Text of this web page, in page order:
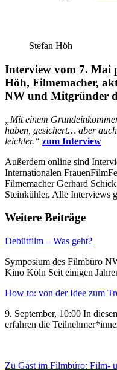
Stefan Höh
Interview vom 7. Mai
Höh, Filmemacher,
NW und Mitgründer
„Mit einem
haben, gesichert… aber
leichter.“ zum Interview
Außerdem online sind
Internationalen
Filmemacher Gerhard
Steinkühler. Alle Interviews
Weitere Beiträge
Debütfilm – Was geht?
Symposium des Filmbüro
Kino Köln Seit einigen
How to: von der Idee zum
9. September, 10:00 In
erfahren die
Zu Gast im Filmbüro: Film-